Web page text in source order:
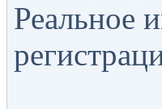
Реальное